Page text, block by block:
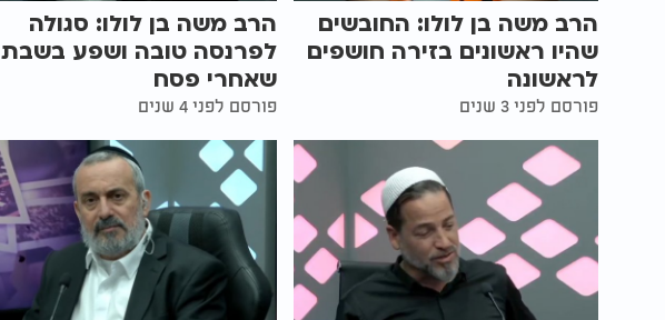
הרב משה בן לולו: החובשים
שהיו ראשונים בזירה חושפים
לראשונה
פורסם לפני 3 שנים
הרב משה בן לולו: סגולה
לפרנסה טובה ושפע בשבת
שאחרי פסח
פורסם לפני 4 שנים